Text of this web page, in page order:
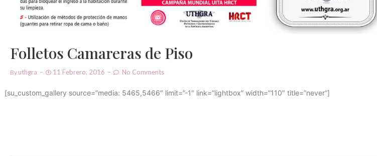
Folletos Camareras de Piso
By Uthgra 11 Febrero, 2016 No Comments
[su_custom_gallery source=”media: 5465,5466″ limit=”-1″ link=”lightbox” width=”110″ title=”never”]